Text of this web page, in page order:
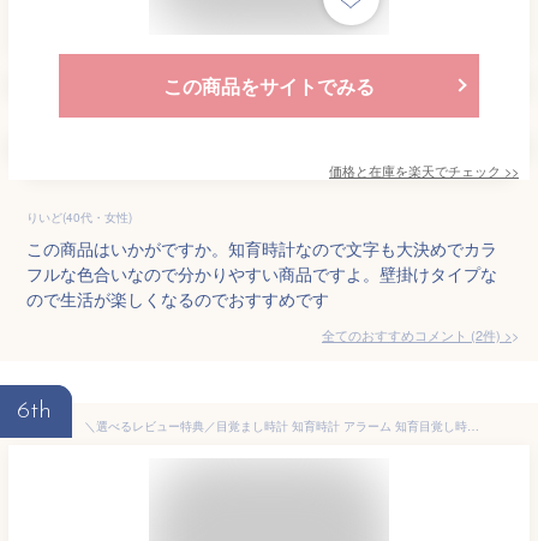
この商品をサイトでみる
価格と在庫を楽天でチェック >>
りいど(40代・女性)
この商品はいかがですか。知育時計なので文字も大決めでカラ
フルな色合いなので分かりやすい商品ですよ。壁掛けタイプな
ので生活が楽しくなるのでおすすめです
全てのおすすめコメント (2件) >
6th
＼選べるレビュー特典／目覚まし時計 知育時計 アラーム 知育目覚し時計 大音量 子供 学生 寝室 かわいい おしゃれ アナログ ライト 置き時計 北欧 シンプル 静音 起きれる お祝い引っ越し お誕生日 知育 勉強 入園 入学 幼稚 プレゼント